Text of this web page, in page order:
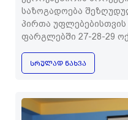
საზოგადოება
პირთა
ფარგლებში 27-28-29
ᲡᲠᲣᲚᲐᲓ ᲜᲐᲮᲕᲐ